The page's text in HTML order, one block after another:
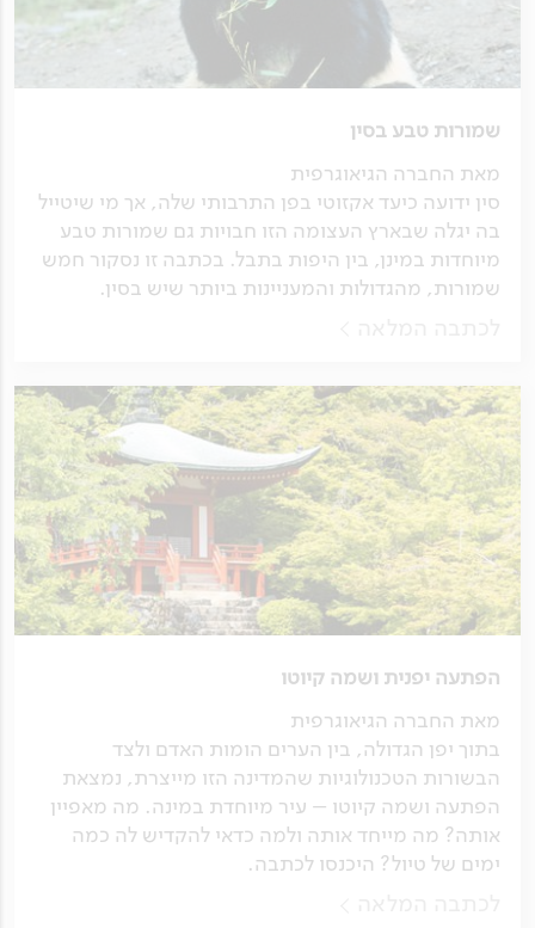
שמורות טבע בסין
מאת החברה הגיאוגרפית
סין ידועה כיעד אקזוטי בפן התרבותי שלה, אך מי שיטייל
בה יגלה שבארץ העצומה הזו חבויות גם שמורות טבע
מיוחדות במינן, בין היפות בתבל. בכתבה זו נסקור חמש
שמורות, מהגדולות והמעניינות ביותר שיש בסין.
הפתעה יפנית ושמה קיוטו
מאת החברה הגיאוגרפית
בתוך יפן הגדולה, בין הערים הומות האדם ולצד
הבשורות הטכנולוגיות שהמדינה הזו מייצרת, נמצאת
הפתעה ושמה קיוטו – עיר מיוחדת במינה. מה מאפיין
אותה? מה מייחד אותה ולמה כדאי להקדיש לה כמה
ימים של טיול? היכנסו לכתבה.